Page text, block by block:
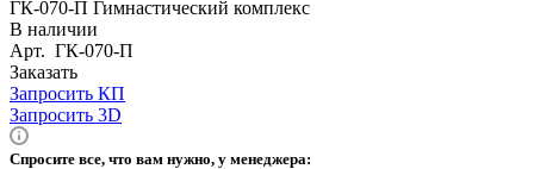
ГК-070-П Гимнастический комплекс
В наличии
Арт. ГК-070-П
Заказать
Запросить КП
Запросить 3D
Спросите все, что вам нужно, у менеджера: